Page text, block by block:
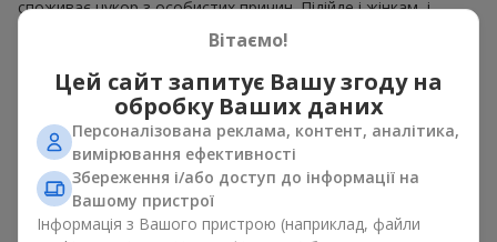
споживає цукор з особистих причин. Підійде і жінкам, і
плодовий мікс. Букет у кошику із фруктів може являти
собою вишукану солодку корзинку або стриманий еко-набір
із сезонних фруктів. Букет у кошику із фруктів, як
натуральний комплімент завжди виглядає доречно і
народження, ідо народження дитини і до певноїбізнес-
події.
Вітаємо!
Цей сайт запитує Вашу згоду на
обробку Ваших даних
Персоналізована реклама, контент, аналітика,
вимірювання ефективності
Збереження і/або доступ до інформації на
Вашому пристрої
Інформація з Вашого пристрою (наприклад, файли